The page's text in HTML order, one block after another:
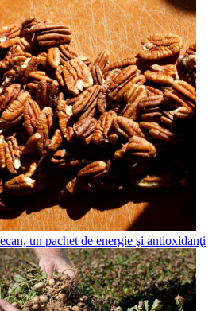
un pachet de energie şi antioxidanţi